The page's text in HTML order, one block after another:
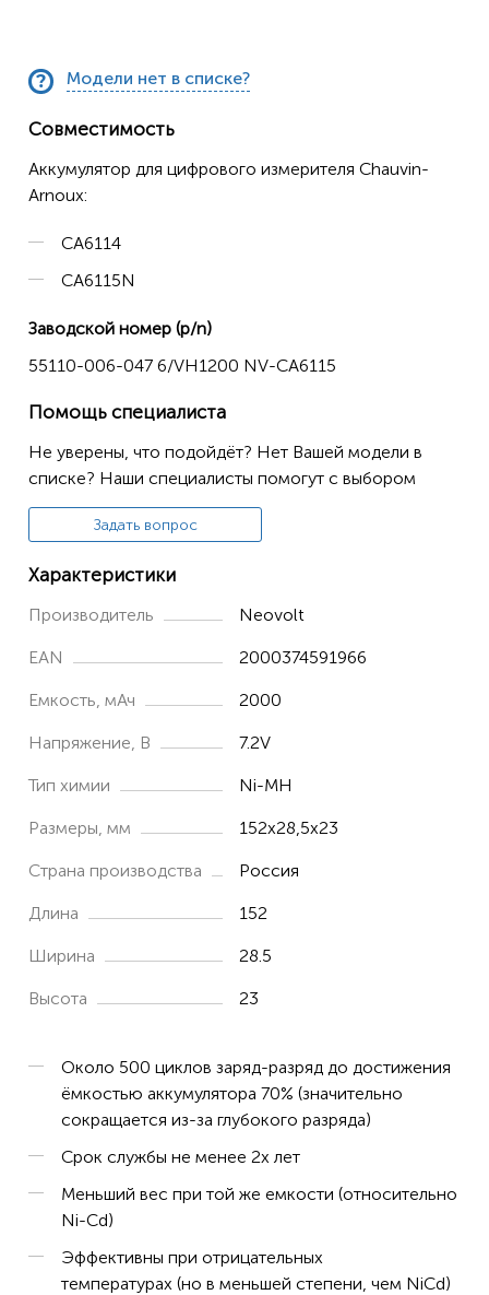
Модели нет в списке?
Совместимость
Аккумулятор для цифрового измерителя Chauvin-
Arnoux:
CA6114
CA6115N
Заводской номер (p/n)
55110-006-047 6/VH1200 NV-CA6115
Помощь специалиста
Не уверены, что подойдёт? Нет Вашей модели в
списке? Наши специалисты помогут с выбором
Задать вопрос
Характеристики
Производитель Neovolt
EAN 2000374591966
Емкость, мАч 2000
Напряжение, В 7.2V
Тип химии Ni-MH
Размеры, мм 152x28,5x23
Страна производства Россия
Длина 152
Ширина 28.5
Высота 23
Около 500 циклов заряд-разряд до достижения
ёмкостью аккумулятора 70% (значительно
сокращается из-за глубокого разряда)
Срок службы не менее 2х лет
Меньший вес при той же емкости (относительно
Ni-Cd)
Эффективны при отрицательных
температурах (но в меньшей степени, чем NiCd)